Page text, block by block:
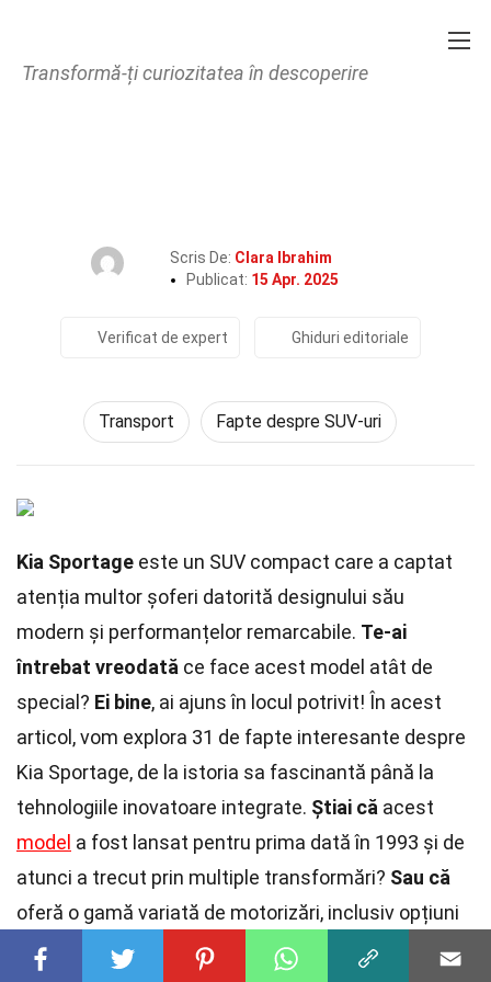
Transformă-ți curiozitatea în descoperire
Scris De: Clara Ibrahim
Publicat: 15 Apr. 2025
Verificat de expert Ghiduri editoriale
Transport Fapte despre SUV-uri
Kia Sportage este un SUV compact care a captat
atenția multor șoferi datorită designului său
modern și performanțelor remarcabile. Te-ai
întrebat vreodată ce face acest model atât de
special? Ei bine, ai ajuns în locul potrivit! În acest
articol, vom explora 31 de fapte interesante despre
Kia Sportage, de la istoria sa fascinantă până la
tehnologiile inovatoare integrate. Știai că acest
model a fost lansat pentru prima dată în 1993 și de
atunci a trecut prin multiple transformări? Sau că
oferă o gamă variată de motorizări, inclusiv opțiuni
hibride?
Rămâi cu noipentru a descoperi toate